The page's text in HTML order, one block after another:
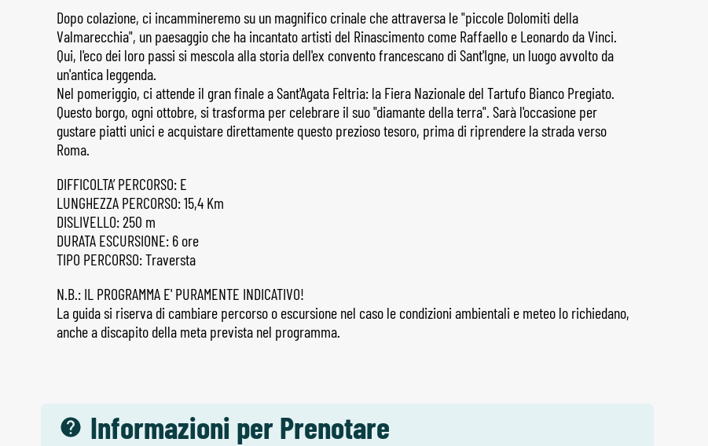
Dopo colazione, ci incammineremo su un magnifico crinale che attraversa le "piccole Dolomiti della
Valmarecchia", un paesaggio che ha incantato artisti del Rinascimento come Raffaello e Leonardo da Vinci.
Qui, l'eco dei loro passi si mescola alla storia dell'ex convento francescano di Sant'Igne, un luogo avvolto da
un'antica leggenda.
Nel pomeriggio, ci attende il gran finale a Sant'Agata Feltria: la Fiera Nazionale del Tartufo Bianco Pregiato.
Questo borgo, ogni ottobre, si trasforma per celebrare il suo "diamante della terra". Sarà l'occasione per
gustare piatti unici e acquistare direttamente questo prezioso tesoro, prima di riprendere la strada verso
Roma.
DIFFICOLTA’ PERCORSO: E
LUNGHEZZA PERCORSO: 15,4 Km
DISLIVELLO: 250 m
DURATA ESCURSIONE: 6 ore
TIPO PERCORSO: Traversta
N.B.: IL PROGRAMMA E' PURAMENTE INDICATIVO!
La guida si riserva di cambiare percorso o escursione nel caso le condizioni ambientali e meteo lo richiedano,
anche a discapito della meta prevista nel programma.
Informazioni per Prenotare